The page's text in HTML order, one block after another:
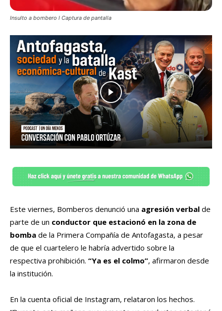
Insulto a bombero l Captura de pantalla
Este viernes, Bomberos denunció una agresión verbal de
parte de un conductor que estacionó en la zona de
bomba de la Primera Compañía de Antofagasta, a pesar
de que el cuartelero le habría advertido sobre la
respectiva prohibición. “Ya es el colmo”, afirmaron desde
la institución.
En la cuenta oficial de Instagram, relataron los hechos.